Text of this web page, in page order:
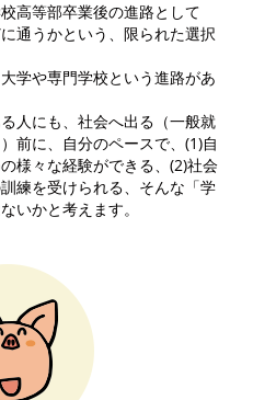
高等部卒業後の進路として
通うかという、限られた選択
学や専門学校という進路があ
人にも、社会へ出る（一般就
前に、自分のペースで、(1)自
様々な経験ができる、(2)社会
練を受けられる、そんな「学
いかと考えます。